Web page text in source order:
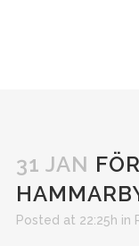
31 JAN
Posted at 22:25h in